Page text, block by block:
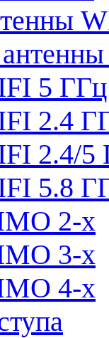
5 ГГц
2.4
2.4/5
5.8
2-x
3-x
4-x